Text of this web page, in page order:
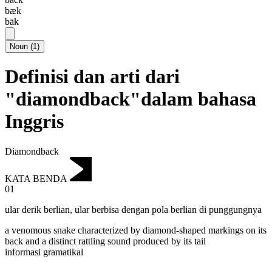
bæk
bāk
Noun (1)
Definisi dan arti dari
"diamondback"dalam bahasa
Inggris
Diamondback
KATA BENDA
01
ular derik berlian, ular berbisa dengan pola berlian di punggungnya
a venomous snake characterized by diamond-shaped markings on its
back and a distinct rattling sound produced by its tail
informasi gramatikal